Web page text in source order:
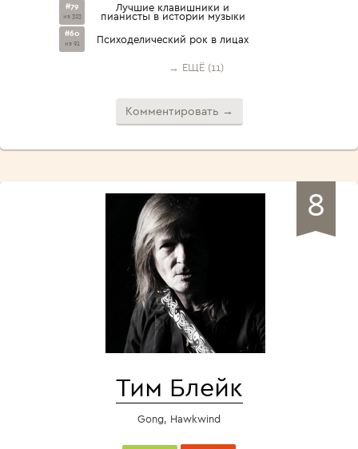
#79
из 323
Лучшие клавишники и
пианисты в истории музыки
#60
из 91 Психоделический рок в лицах
→ ЕЩЁ (11)
Комментировать →
8
Тим Блейк
Gong, Hawkwind